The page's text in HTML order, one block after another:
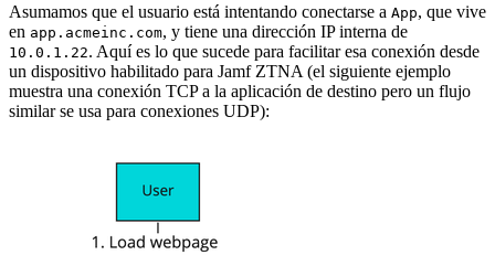
Asumamos que el usuario está intentando conectarse a App, que vive
en app.acmeinc.com, y tiene una dirección IP interna de
10.0.1.22. Aquí es lo que sucede para facilitar esa conexión desde
un dispositivo habilitado para Jamf ZTNA (el siguiente ejemplo
muestra una conexión TCP a la aplicación de destino pero un flujo
similar se usa para conexiones UDP):